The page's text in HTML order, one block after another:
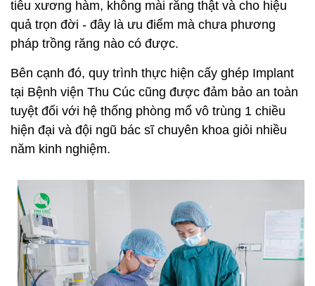
tiêu xương hàm, không mài răng thật và cho hiệu
quả trọn đời - đây là ưu điểm mà chưa phương
pháp trồng răng nào có được.
Bên cạnh đó, quy trình thực hiện cấy ghép Implant
tại Bệnh viện Thu Cúc cũng được đảm bảo an toàn
tuyệt đối với hệ thống phòng mổ vô trùng 1 chiều
hiện đại và đội ngũ bác sĩ chuyên khoa giỏi nhiều
năm kinh nghiệm.